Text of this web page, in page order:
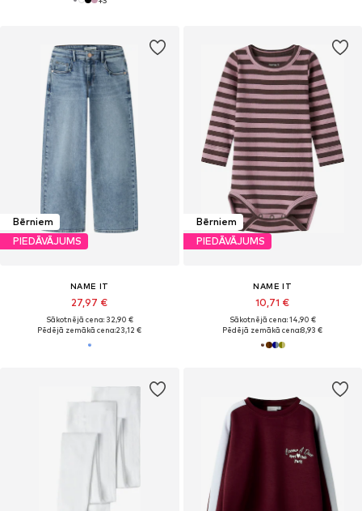
Bērniem
PIEDĀVĀJUMS
NAME IT
27,97 €
Sākotnējā cena: 32,90 €
Pēdējā zemākā cena:23,12 €
Bērniem
PIEDĀVĀJUMS
NAME IT
10,71 €
Sākotnējā cena: 14,90 €
Pēdējā zemākā cena:8,93 €